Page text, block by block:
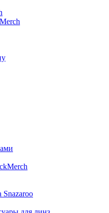
Snazaroo